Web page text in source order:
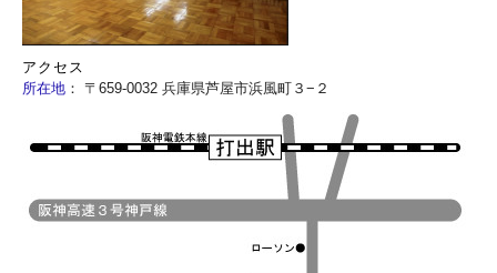
アクセス
所在地 ： 〒659-0032 兵庫県芦屋市浜風町３−２